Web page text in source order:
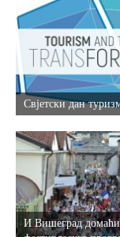
Свјетски дан
И Вишеград